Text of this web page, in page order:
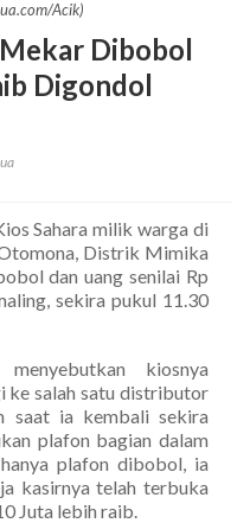
Acik)
Dibobol
Digondol
Sahara milik warga di
Distrik Mimika
dan uang senilai Rp
sekira pukul 11.30
kiosnya
ke salah satu distributor
saat ia kembali sekira
plafon bagian dalam
plafon dibobol, ia
kasirnya telah terbuka
Juta lebih raib.